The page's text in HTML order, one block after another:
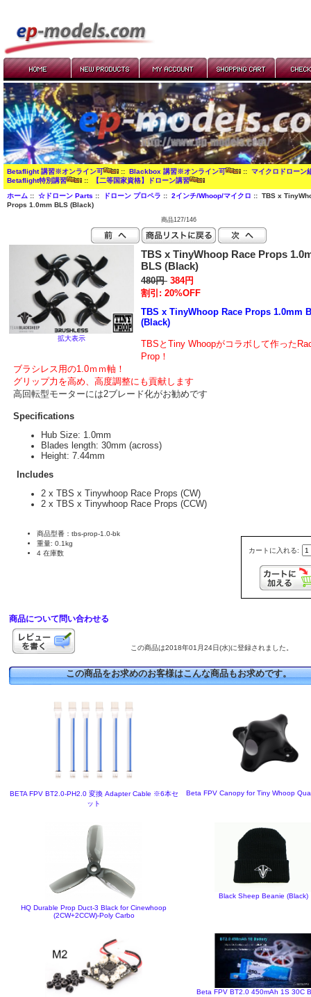
Betaflight 講習※オンライン可 :: Blackbox 講習※オンライン可 :: マイクロドローン
Betaflight特別講習
:: 【二等国家資格】ドローン講習
ホーム:: ☆ドローン Parts :: ドローン プロペラ :: 2インチ/Whoop/マイクロ :: TBS x
Props 1.0mm BLS (Black)
商品127/146
拡大表示
TBS x TinyWhoop Race Props
BLS (Black)
480円 384円
割引: 20%OFF
TBS x TinyWhoop Race Props 1.0mm
(Black)
TBSとTiny Whoopがコラボして作った
Prop！
ブラシレス用の1.0ｍｍ軸！
グリップ力を高め、高度調整にも貢献します
高回転型モーターには2ブレード化がお勧めです
Specifications
Hub Size: 1.0mm
Blades length: 30mm (across)
Height: 7.44mm
Includes
2 x TBS x Tinywhoop Race Props (CW)
2 x TBS x Tinywhoop Race Props (CCW)
カートに入れる:
商品型番：tbs-prop-1.0-bk
重量: 0.1kg
4 在庫数
商品について問い合わせる
この商品は2018年01月24日(水)に登録されました。
この商品をお求めのお客様はこんな商品もお求めです。
BETA FPV BT2.0-PH2.0 変換 Adapter Cable ※6本セ
ット
Beta FPV Canopy for Tiny Whoop
HQ Durable Prop Duct-3 Black for Cinewhoop
(2CW+2CCW)-Poly Carbo
Black Sheep Beanie (Black)
Beta FPV BT2.0 450mAh 1S 30C